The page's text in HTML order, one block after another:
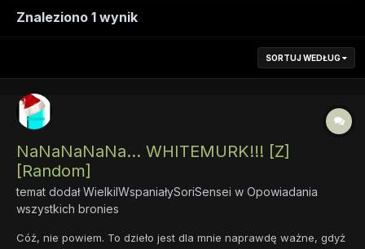
Znaleziono 1 wynik
SORTUJ WEDŁUG
NaNaNaNaNa... WHITEMURK!!! [Z]
[Random]
temat dodałWielkiIWspaniałySoriSensei w Opowiadania
wszystkich bronies
Cóż, nie powiem. To dzieło jest dla mnie naprawdę ważne, gdyż